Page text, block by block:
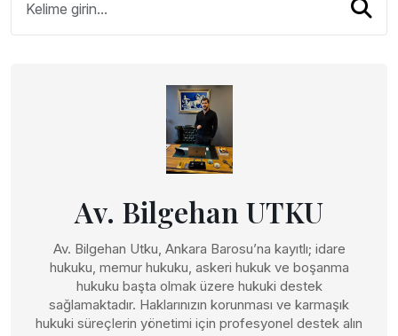
Av. Bilgehan UTKU
Av. Bilgehan Utku, Ankara Barosu’na kayıtlı; idare
hukuku, memur hukuku, askeri hukuk ve boşanma
hukuku başta olmak üzere hukuki destek
sağlamaktadır. Haklarınızın korunması ve karmaşık
hukuki süreçlerin yönetimi için profesyonel destek alın